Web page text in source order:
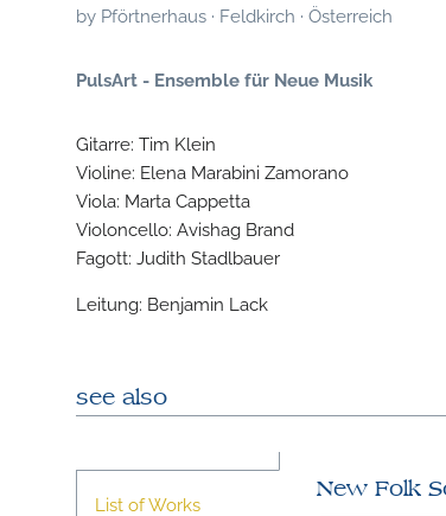
by Pförtnerhaus · Feldkirch · Österreich
PulsArt - Ensemble für Neue Musik
Gitarre: Tim Klein
Violine: Elena Marabini Zamorano
Viola: Marta Cappetta
Violoncello: Avishag Brand
Fagott: Judith Stadlbauer
Leitung: Benjamin Lack
see also
List of Works
New Folk